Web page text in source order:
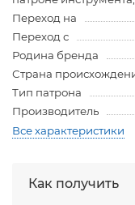
Переход на
Переход с
Родина бренда
Страна
Тип патрона
Производитель
Все характеристики
Как получить